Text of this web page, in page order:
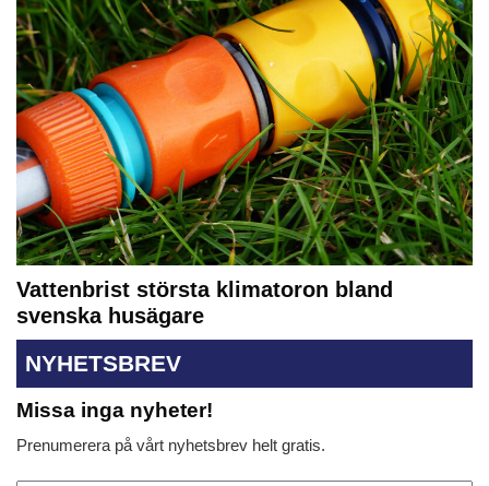
Vattenbrist största klimatoron bland
svenska husägare
NYHETSBREV
Missa inga nyheter!
Prenumerera på vårt nyhetsbrev helt gratis.